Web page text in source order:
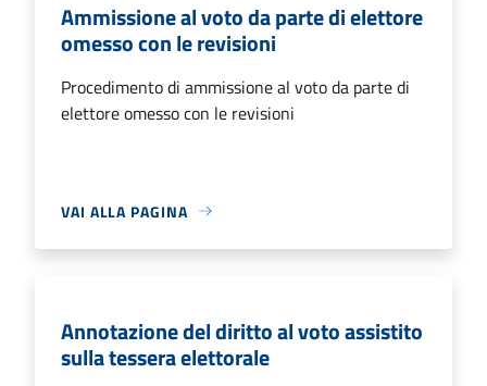
Ammissione al voto da parte di elettore
omesso con le revisioni
Procedimento di ammissione al voto da parte di
elettore omesso con le revisioni
VAI ALLA PAGINA
Annotazione del diritto al voto assistito
sulla tessera elettorale